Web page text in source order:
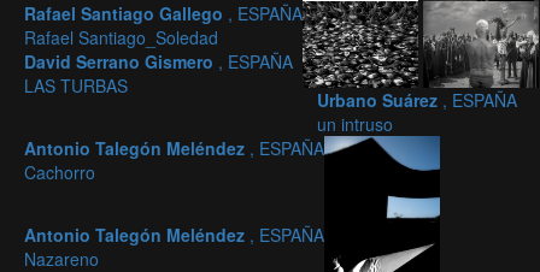
Rafael Santiago Gallego , ESPAÑA
Rafael Santiago_Soledad
David Serrano Gismero , ESPAÑA
LAS TURBAS
Urbano Suárez , ESPAÑA
un intruso
Antonio Talegón Meléndez , ESPAÑA
Cachorro
Antonio Talegón Meléndez , ESPAÑA
Nazareno